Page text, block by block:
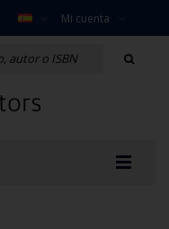
Mi cuenta